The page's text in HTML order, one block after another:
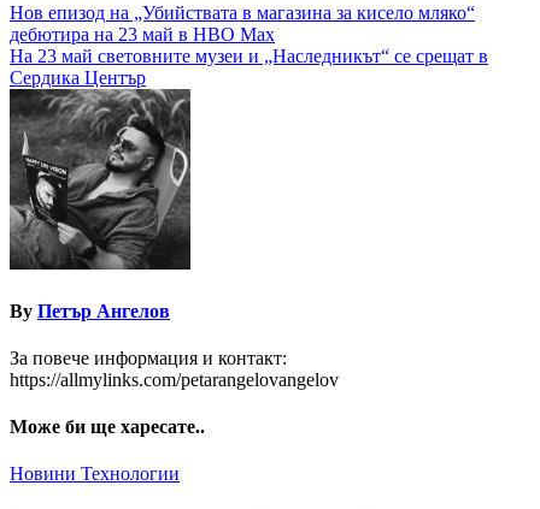
Навигация
Нов епизод на „Убийствата в магазина за кисело мляко“
дебютира на 23 май в HBO Max
На 23 май световните музеи и „Наследникът“ се срещат в
Сердика Център
By Петър Ангелов
За повече информация и контакт:
https://allmylinks.com/petarangelovangelov
Може би ще харесате..
Новини Технологии